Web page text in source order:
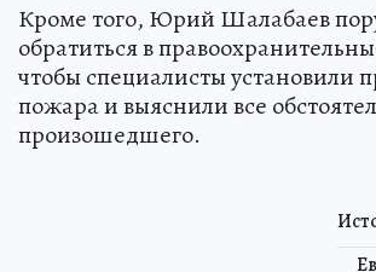
Кроме того, Юрий Шалабаев
обратиться в
чтобы специалисты установили
пожара и выяснили все
произошедшего.